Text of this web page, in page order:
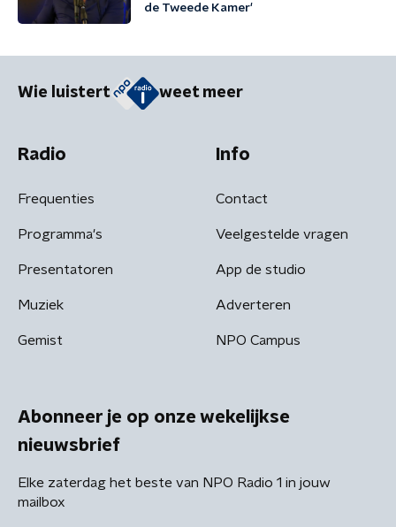
de Tweede Kamer'
Wie luistert weet meer
Radio
Frequenties
Programma's
Presentatoren
Muziek
Gemist
Info
Contact
Veelgestelde vragen
App de studio
Adverteren
NPO Campus
Abonneer je op onze wekelijkse
nieuwsbrief
Elke zaterdag het beste van NPO Radio 1 in jouw
mailbox